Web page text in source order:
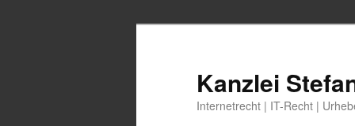
Kanzlei
Internetrecht | IT-Recht |